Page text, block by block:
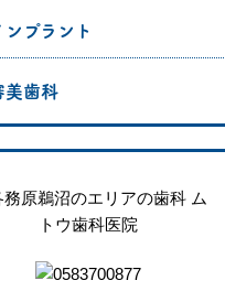
ンプラント
美歯科